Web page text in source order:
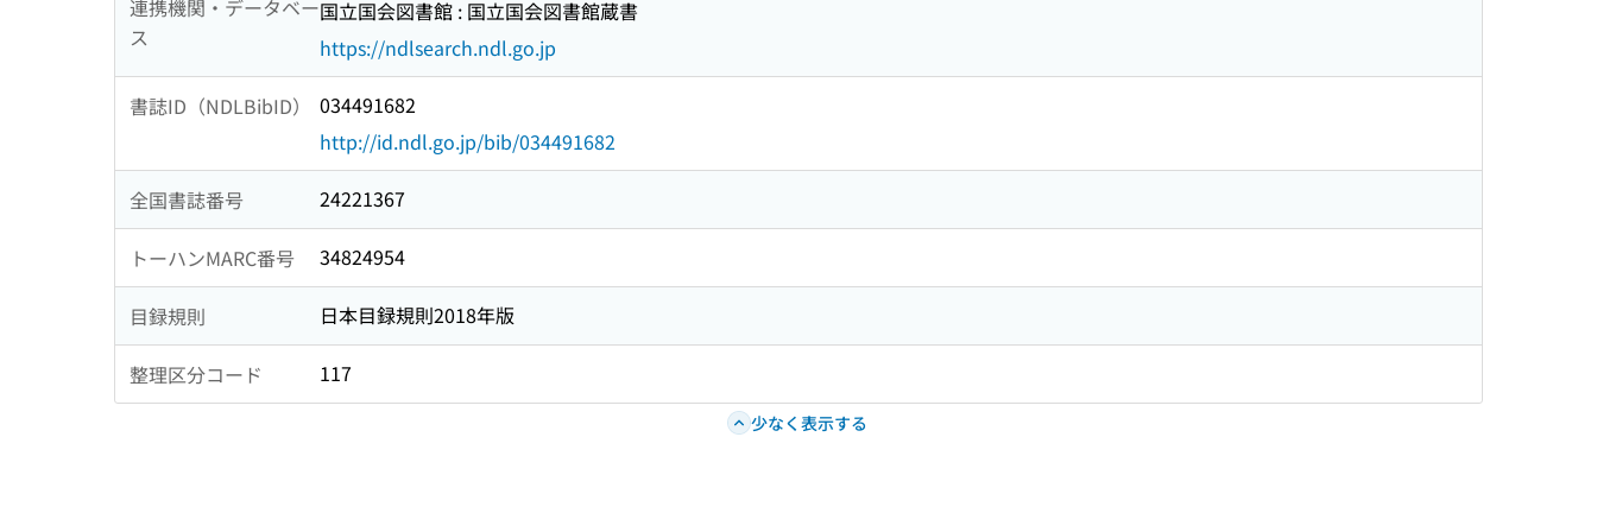
連携機関・データベー
ス
国立国会図書館 : 国立国会図書館蔵書
https://ndlsearch.ndl.go.jp
書誌ID（NDLBibID）
034491682
http://id.ndl.go.jp/bib/034491682
全国書誌番号 24221367
トーハンMARC番号 34824954
目録規則 日本目録規則2018年版
整理区分コード 117
少なく表示する